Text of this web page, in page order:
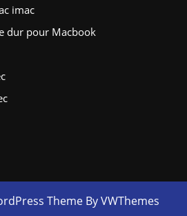
imac
dur pour Macbook
Theme By VWThemes